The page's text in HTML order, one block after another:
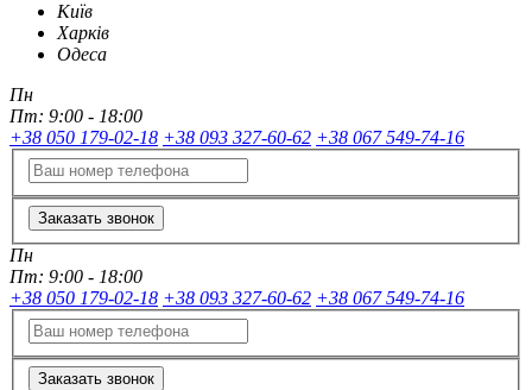
Київ
Харків
Одеса
Пн
Пт: 9:00 - 18:00
+38 050 179-02-18 +38 093 327-60-62 +38 067 549-74-16
Заказать звонок
Пн
Пт: 9:00 - 18:00
+38 050 179-02-18 +38 093 327-60-62 +38 067 549-74-16
Заказать звонок